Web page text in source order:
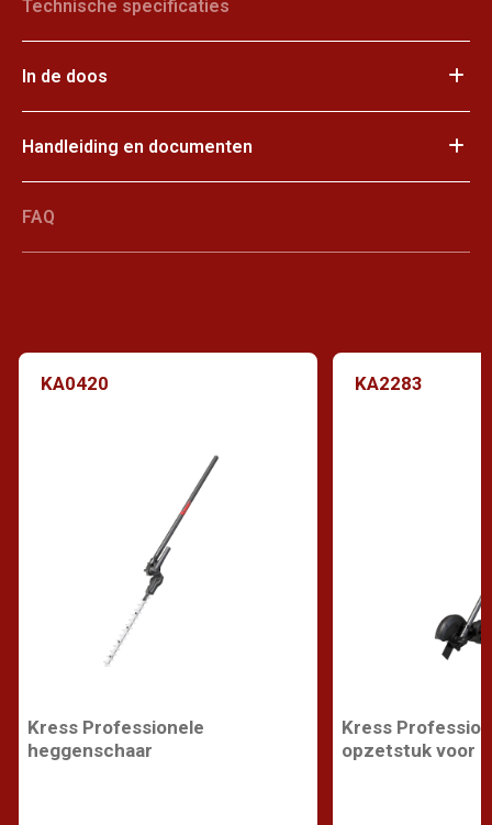
Technische specificaties
In de doos
Handleiding en documenten
FAQ
KA0420
Kress Professionele
heggenschaar
KA2283
Kress
opzetstuk voor